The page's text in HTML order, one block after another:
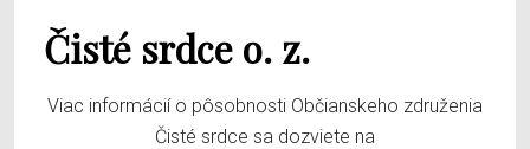
Obecný úrad
O obci
Čisté srdce o. z.
Viac informácií o pôsobnosti Občianskeho združenia
Čisté srdce sa dozviete na